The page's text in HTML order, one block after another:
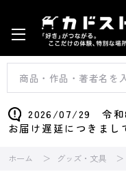
2026/07/29 令和8
お届け遅延につきまし
ホーム グッズ・文具